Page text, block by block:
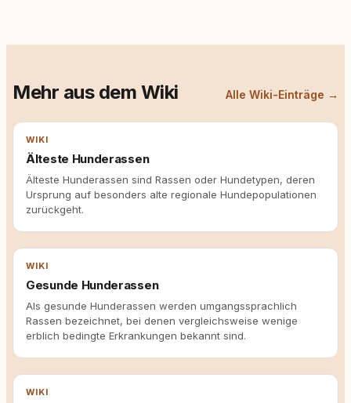
Mehr aus dem Wiki Alle Wiki-Einträge →
WIKI
Älteste Hunderassen
Älteste Hunderassen sind Rassen oder Hundetypen, deren
Ursprung auf besonders alte regionale Hundepopulationen
zurückgeht.
WIKI
Gesunde Hunderassen
Als gesunde Hunderassen werden umgangssprachlich
Rassen bezeichnet, bei denen vergleichsweise wenige
erblich bedingte Erkrankungen bekannt sind.
WIKI